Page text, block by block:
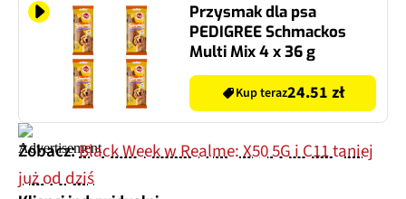
Przysmak dla psa
PEDIGREE Schmackos
Multi Mix 4 x 36 g
Kup teraz24.51 zł
Zobacz:Black Week w Realme: X50 5G i C11 taniej
już od dziś